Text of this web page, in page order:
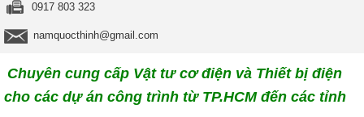
0917 803 323
namquocthinh@gmail.com
Chuyên cung cấp Vật tư cơ điện và Thiết bị điện
cho các dự án công trình từ TP.HCM đến các tỉnh